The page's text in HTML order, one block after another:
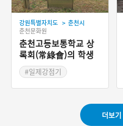
조직한 비밀결사였다. 1935
년 2월 18일, 4학년 학생들
의 퇴학처분에 대항하여 시
위를 벌이다 체포되어 ‘반제
동맹’ 관련자로 공판에 회
부, 치안유지법 위반으로 1
935년 6월 경성지방법원에
서 징역 1년을 형을 선고 받
았다. 정부는 고인의 공훈을
인정하여 2006년에 건국훈
강원특별자치도 > 춘천시
춘천문화원
춘천고등보통학교 상
록회(常綠會)의 학생
운동지와 상록탑
#일제강점기
#1930년대 독립운동단체
더보기